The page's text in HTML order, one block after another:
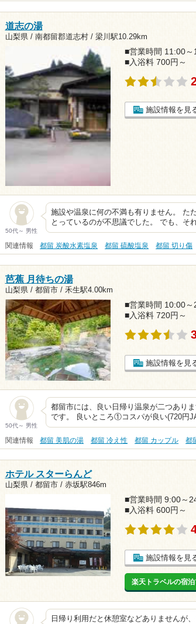
道志の湯
山梨県 / 南都留郡道志村 / 梁川駅10.29km
■営業時間 11:00～
■入浴料 700円～
施設情報を見
50代～ 男性
施設や温泉に何の不満も有りません。 た
とっているのが不思議でした。 でも、
関連情報 都留 炭酸水素塩泉 都留 硫酸塩泉 都留 切り傷
芭蕉 月待ちの湯
山梨県 / 都留市 / 禾生駅4.00km
■営業時間 10:00～
■入浴料 720円～
施設情報を見
50代～ 男性
都留市には、良い日帰り温泉が二つあり
です。 良いところ①コスパが良い(720円
関連情報 都留 美肌の湯 都留 冷え性 都留 カップル 都
ホテル スターらんど
山梨県 / 都留市 / 赤坂駅846m
■営業時間 9:00～
■入浴料 600円～
施設情報を見
楽天トラベルの宿
日帰り利用だと休憩室などありませんが